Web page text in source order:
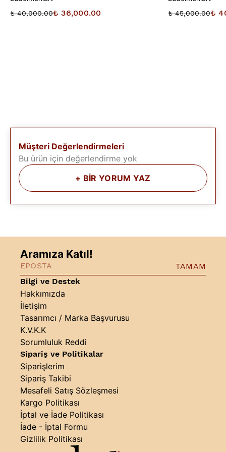
₺ 40,000.00₺ 36,000.00 ₺ 45,000.00₺
Müşteri Değerlendirmeleri
Bu ürün için değerlendirme yok
+ BİR YORUM YAZ
Bilgi ve Destek
Hakkımızda
İletişim
Tasarımcı / Marka Başvurusu
K.V.K.K
Sorumluluk Reddi
Sipariş ve Politikalar
Siparişlerim
Sipariş Takibi
Mesafeli Satış Sözleşmesi
Kargo Politikası
İptal ve İade Politikası
İade - İptal Formu
Gizlilik Politikası
Aramıza Katıl!
TAMAM